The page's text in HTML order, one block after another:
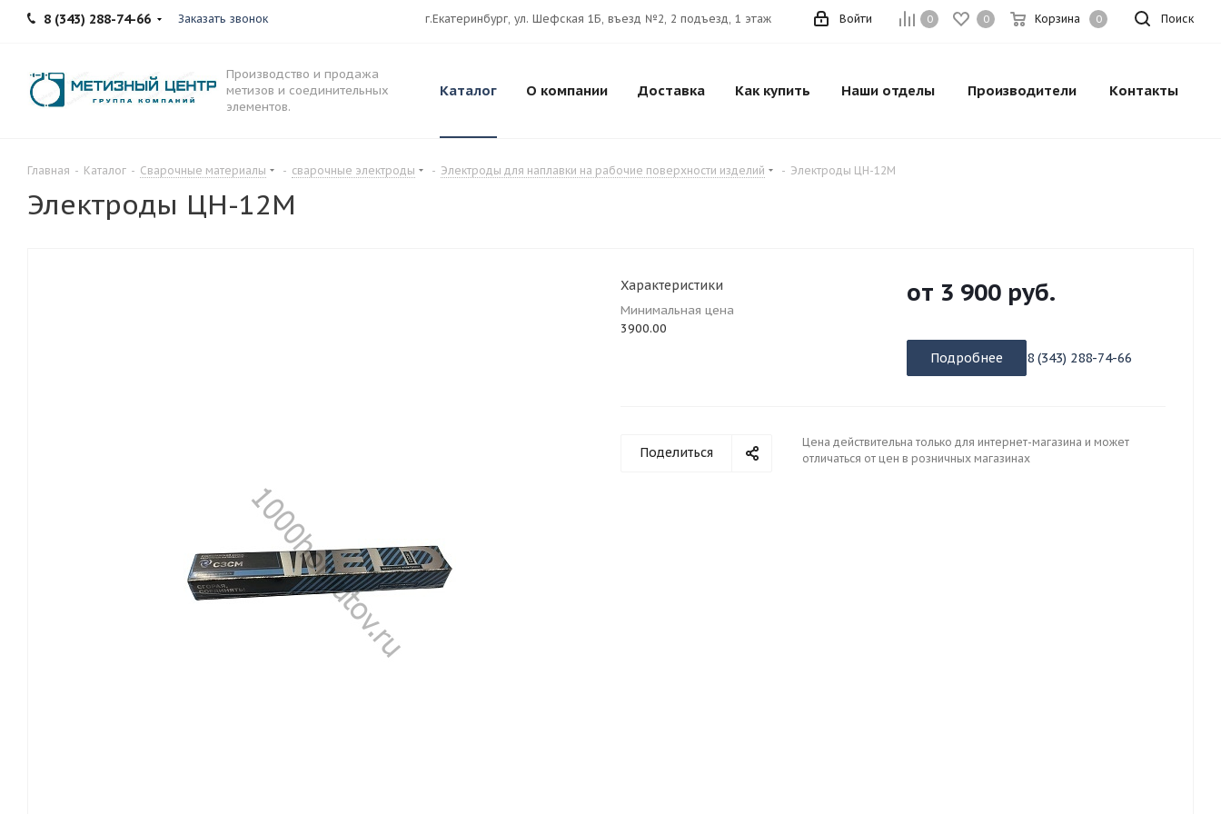
8 (343) 288-74-66 Заказать звонок г.Екатеринбург, ул. Шефская 1Б, въезд №2, 2 подъезд, 1 этаж Поиск
0 0 Корзина 0
Войти
Производство и продажа
метизов и соединительных
элементов.
Каталог О компании Доставка Как купить Наши отделы Производители Контакты
Главная - Каталог - Сварочные материалы - сварочные электроды - Электроды для наплавки на рабочие поверхности изделий - Электроды ЦН-12М
Электроды ЦН-12М
Характеристики
Минимальная цена
3900.00
от 3 900 руб.
Подробнее 8 (343) 288-74-66
Поделиться
Цена действительна только для интернет-магазина и может
отличаться от цен в розничных магазинах